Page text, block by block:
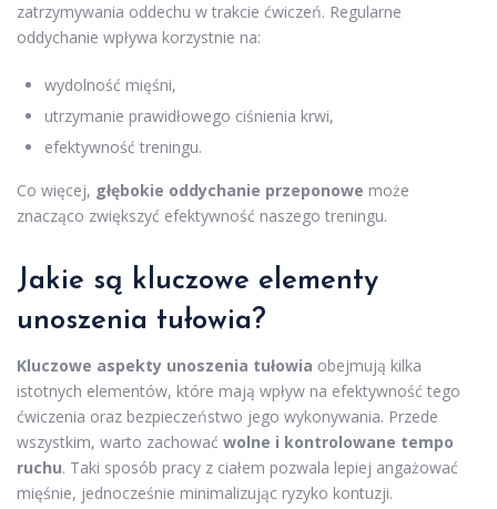
zatrzymywania oddechu w trakcie ćwiczeń. Regularne
oddychanie wpływa korzystnie na:
wydolność mięśni,
utrzymanie prawidłowego ciśnienia krwi,
efektywność treningu.
Co więcej, głębokie oddychanie przeponowe może
znacząco zwiększyć efektywność naszego treningu.
Jakie są kluczowe elementy
unoszenia tułowia?
Kluczowe aspekty unoszenia tułowia obejmują kilka
istotnych elementów, które mają wpływ na efektywność tego
ćwiczenia oraz bezpieczeństwo jego wykonywania. Przede
wszystkim, warto zachować wolne i kontrolowane tempo
ruchu. Taki sposób pracy z ciałem pozwala lepiej angażować
mięśnie, jednocześnie minimalizując ryzyko kontuzji.